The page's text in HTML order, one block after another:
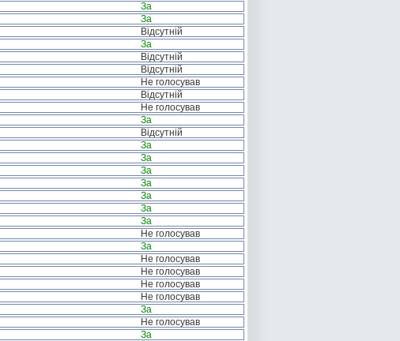
За
За
Відсутній
За
Відсутній
Відсутній
Не голосував
Відсутній
Не голосував
За
Відсутній
За
За
За
За
За
За
За
Не голосував
За
Не голосував
Не голосував
Не голосував
Не голосував
За
Не голосував
За